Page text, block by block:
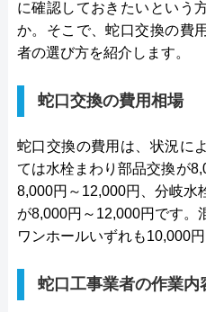
水の生活救急車の基本
運営会社 株式会社生
代表者 楯広長
所在地
〒460-0008
名古屋市
対応エリア 全国（一
●支払い方法
カード
払、後払
月累計）
カー保
スを除く
「水の110番救急車」は
に確認しておきたいという
か。そこで、蛇口交換の費
者の選び方を紹介します。
蛇口交換の費用相場
蛇口交換の費用は、状況に
ては水栓まわり部品交換が
8,000円～12,000円、分岐水
が8,000円～12,000円です。
ワンホールいずれも10,000
蛇口工事業者の作業内